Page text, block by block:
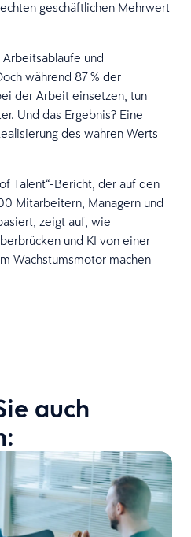
geschäftlichen Mehrwert
und
während 87 % der
der Arbeit einsetzen, tun
Und das Ergebnis? Eine
des wahren Werts
Talent“-Bericht, der auf den
Mitarbeitern, Managern und
zeigt auf, wie
und KI von einer
Wachstumsmotor machen
auch